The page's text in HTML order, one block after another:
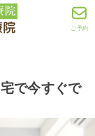
ご予約
で今すぐで